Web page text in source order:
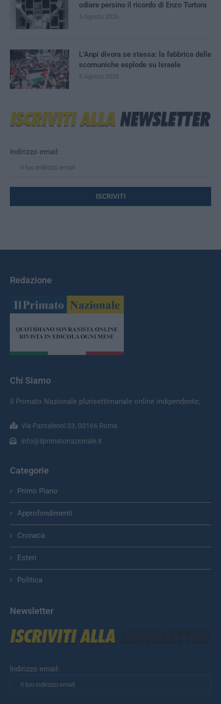
Indirizzo email:
odiare persino il ricordo di Enzo Tortora
5 Agosto 2026
L’Anpi divora se stessa: la fabbrica delle
scomuniche esplode su Israele
5 Agosto 2026
Redazione
Chi Siamo
Il Primato Nazionale plurisettimanale online indipendente;
Via Pantaleoni 33, 00166 Roma.
info@ilprimatonazionale.it
Categorie
Primo Piano
Approfondimenti
Cronaca
Esteri
Politica
Newsletter
Indirizzo email: